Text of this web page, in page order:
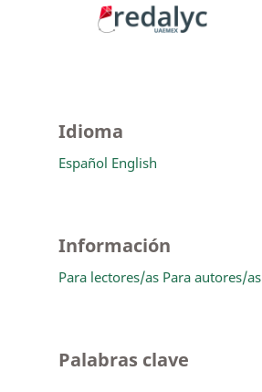
Idioma
Español English
Información
Para lectores/as Para autores/as
Palabras clave